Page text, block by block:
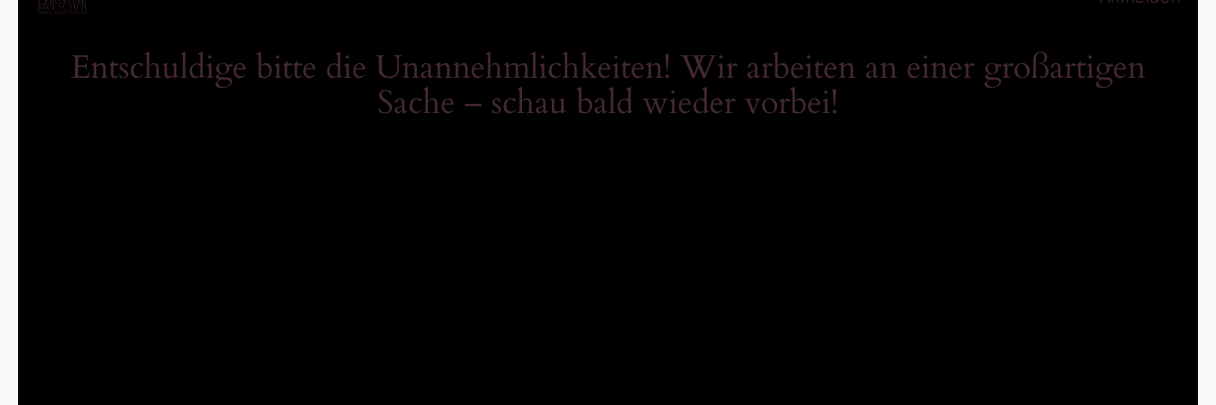
Entschuldige bitte die Unannehmlichkeiten! Wir arbeiten an einer großartigen
Sache – schau bald wieder vorbei!